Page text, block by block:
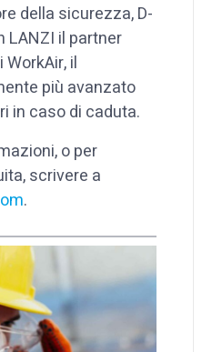
della sicurezza, D-
LANZI il partner
il
più avanzato
in caso di caduta.
o per
scrivere a
.